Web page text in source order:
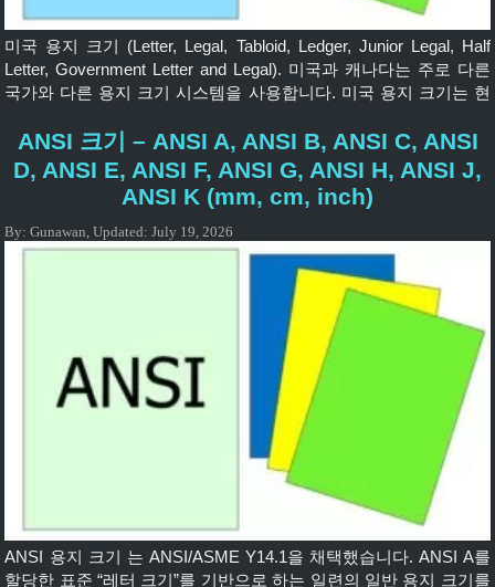
미국 용지 크기 (Letter, Legal, Tabloid, Ledger, Junior Legal, Half
Letter, Government Letter and Legal). 미국과 캐나다는 주로 다른
국가와 다른 용지 크기 시스템을 사용합니다. 미국 용지 크기는 현
칠레에서 가장 일반적으로 사용되는 형식입니다. 예를 들어 멕시코
와 콜롬비아는 ISO 표준을 채택했지만 US Letter 형식은 여전히 전
국에서 사용중인 시스템. […]
ANSI 크기 – ANSI A, ANSI B, ANSI C, ANSI
D, ANSI E, ANSI F, ANSI G, ANSI H, ANSI J,
ANSI K (mm, cm, inch)
By:Gunawan,Updated:July 19, 2026
ANSI 용지 크기 는 ANSI/ASME Y14.1을 채택했습니다. ANSI A를
할당한 표준 “레터 크기”를 기반으로 하는 일련의 일반 용지 크기를